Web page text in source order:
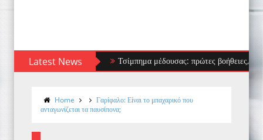
Latest News Τσίμπημα μέδουσας: πρώτες βοήθειες, τι να
Home
Γαρίφαλο: Είναι το μπαχαρικό που
ανταγωνίζεται τα παυσίπονα;